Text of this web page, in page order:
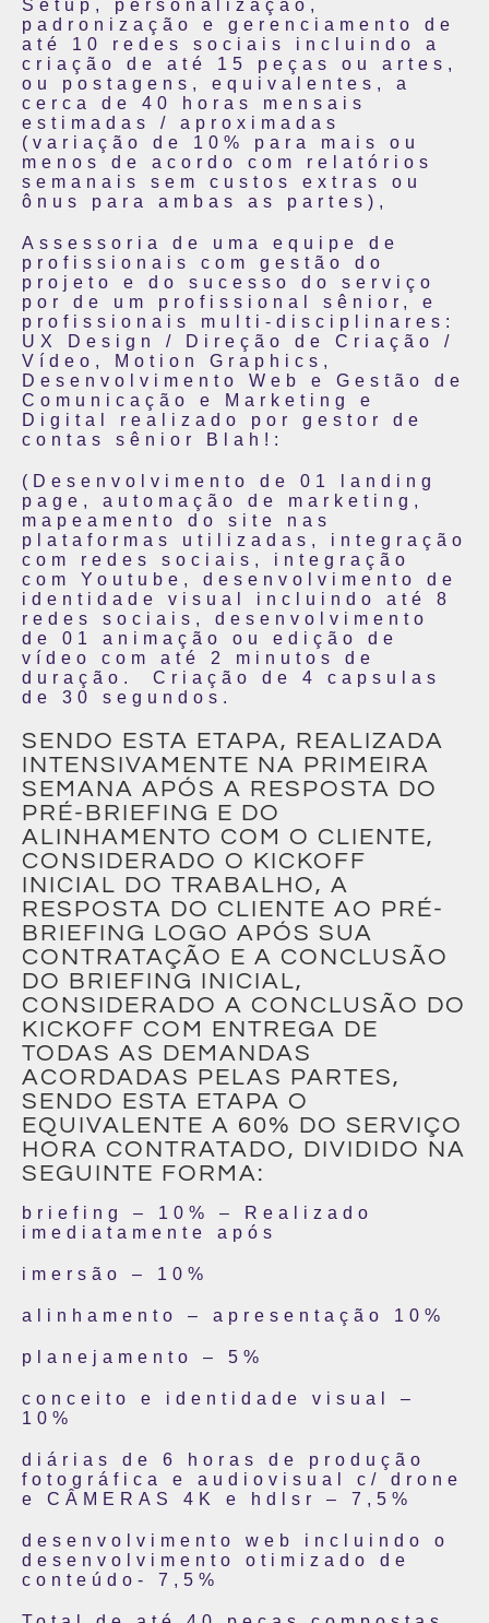
Setup, personalização,
padronização e gerenciamento de
até 10 redes sociais incluindo a
criação de até 15 peças ou artes,
ou postagens, equivalentes, a
cerca de 40 horas mensais
estimadas / aproximadas
(variação de 10% para mais ou
menos de acordo com relatórios
semanais sem custos extras ou
ônus para ambas as partes),
Assessoria de uma equipe de
profissionais com gestão do
projeto e do sucesso do serviço
por de um profissional sênior, e
profissionais multi-disciplinares:
UX Design / Direção de Criação /
Vídeo, Motion Graphics,
Desenvolvimento Web e Gestão de
Comunicação e Marketing e
Digital realizado por gestor de
contas sênior Blah!:
(Desenvolvimento de 01 landing
page, automação de marketing,
mapeamento do site nas
plataformas utilizadas, integração
com redes sociais, integração
com Youtube, desenvolvimento de
identidade visual incluindo até 8
redes sociais, desenvolvimento
de 01 animação ou edição de
vídeo com até 2 minutos de
duração. Criação de 4 capsulas
de 30 segundos.
SENDO ESTA ETAPA, REALIZADA
INTENSIVAMENTE NA PRIMEIRA
SEMANA APÓS A RESPOSTA DO
PRÉ-BRIEFING E DO
ALINHAMENTO COM O CLIENTE,
CONSIDERADO O KICKOFF
INICIAL DO TRABALHO, A
RESPOSTA DO CLIENTE AO PRÉ-
BRIEFING LOGO APÓS SUA
CONTRATAÇÃO E A CONCLUSÃO
DO BRIEFING INICIAL,
CONSIDERADO A CONCLUSÃO DO
KICKOFF COM ENTREGA DE
TODAS AS DEMANDAS
ACORDADAS PELAS PARTES,
SENDO ESTA ETAPA O
EQUIVALENTE A 60% DO SERVIÇO
HORA CONTRATADO, DIVIDIDO NA
SEGUINTE FORMA:
briefing – 10% – Realizado
imediatamente após
imersão – 10%
alinhamento – apresentação 10%
planejamento – 5%
conceito e identidade visual –
10%
diárias de 6 horas de produção
fotográfica e audiovisual c/ drone
e CÂMERAS 4K e hdlsr – 7,5%
desenvolvimento web incluindo o
desenvolvimento otimizado de
conteúdo- 7,5%